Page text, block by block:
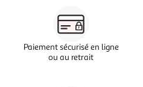
Paiement sécurisé en ligne
ou au retrait